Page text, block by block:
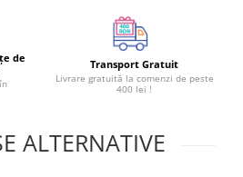
de
Transport Gratuit
Livrare gratuită la comenzi de peste
400 lei !
ALTERNATIVE